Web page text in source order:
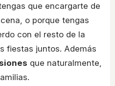
que encargarte de
o porque tengas
con el resto de la
fiestas juntos. Además
que naturalmente,